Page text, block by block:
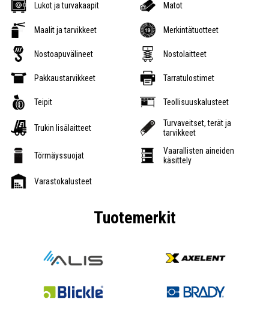
Lukot ja turvakaapit Matot
Maalit ja tarvikkeet Merkintätuotteet
Nostoapuvälineet Nostolaitteet
Pakkaustarvikkeet Tarratulostimet
Teipit Teollisuuskalusteet
Trukin lisälaitteet
Turvaveitset, terät ja
tarvikkeet
Törmäyssuojat
Vaarallisten aineiden
käsittely
Varastokalusteet
Tuotemerkit